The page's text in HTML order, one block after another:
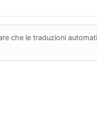
che le traduzioni